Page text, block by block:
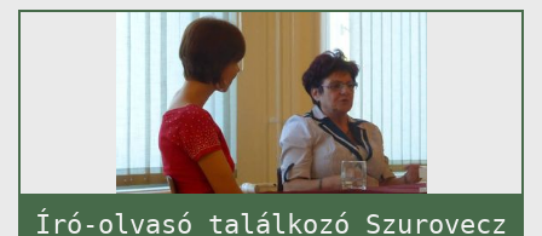
Író-olvasó találkozó Szurovecz